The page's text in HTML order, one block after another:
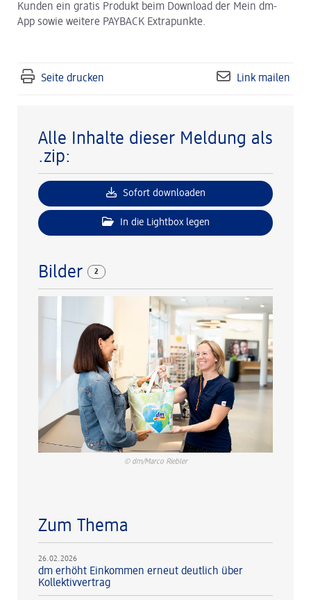
Kunden ein gratis Produkt beim Download der Mein dm-
App sowie weitere PAYBACK Extrapunkte.
Seite drucken Link mailen
Alle Inhalte dieser Meldung als
.zip:
Sofort downloaden
In die Lightbox legen
Bilder 2
© dm/Marco Riebler
Zum Thema
26.02.2026
dm erhöht Einkommen erneut deutlich über
Kollektivvertrag